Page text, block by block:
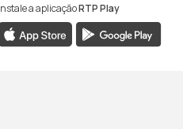
Madeira
RTP Madeira
a aplicaçãoRTP Play